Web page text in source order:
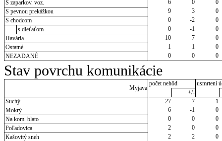
S zaparkov. voz. 6 0
0
S pevnou prekážkou
9 3
0
S chodcom
0 -2
0
s dieťaťom
0 -1
0
Havária
10 7
0
Ostatné
1 1
0
NEZADANÉ
0 0 0
Stav povrchu komunikácie
Myjava
počet nehôd
usmrtení
+/-
Suchý
27 7
1
Mokrý
6 -1
0
Na kom. blato
0 0
0
Poľadovica
2 0
0
Kašovitý sneh
2 2
0